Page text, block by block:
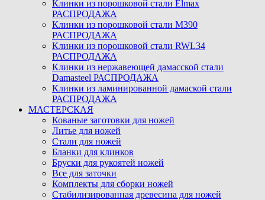
Клинки из порошковой стали Elmax
РАСПРОДАЖА
Клинки из порошковой стали M390
РАСПРОДАЖА
Клинки из порошковой стали RWL34
РАСПРОДАЖА
Клинки из нержавеющей дамасской стали
Damasteel РАСПРОДАЖА
Клинки из ламинированной дамаской стали
РАСПРОДАЖА
МАСТЕРСКАЯ
Кованые заготовки для ножей
Литье для ножей
Стали для ножей
Бланки для клинков
Бруски для рукоятей ножей
Все для заточки
Комплекты для сборки ножей
Стабилизированная древесина для ножей